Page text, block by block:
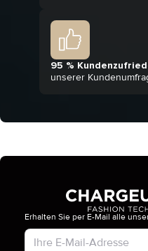
95 %
unserer
Kontotyp
Erhalten Sie per E-Mail alle